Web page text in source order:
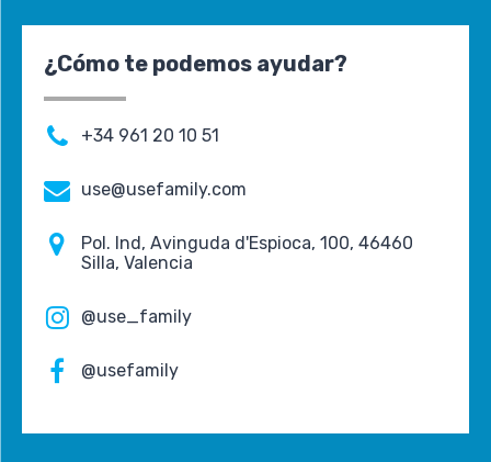
¿Cómo te podemos ayudar?
+34 961 20 10 51
use@usefamily.com
Pol. Ind, Avinguda d'Espioca, 100, 46460
Silla, Valencia
@use_family
@usefamily